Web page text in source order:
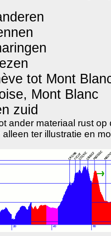
tot Mont
Mont Blanc
zuid
ander materiaal rust
ter illustratie en